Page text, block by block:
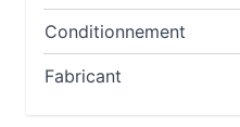
Conditionnement
Fabricant